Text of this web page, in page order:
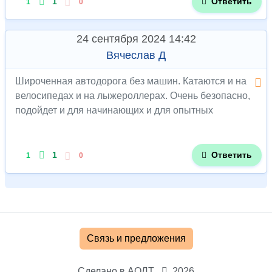
1 0
24 сентября 2024 14:42
Вячеслав Д
Широченная автодорога без машин. Катаются и на
велосипедах и на лыжероллерах. Очень безопасно,
подойдет и для начинающих и для опытных
1 1 0 Ответить
Связь и предложения